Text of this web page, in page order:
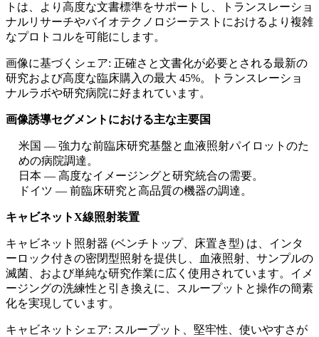
トは、より高度な文書標準をサポートし、トランスレーショ
ナルリサーチやバイオテクノロジーテストにおけるより複雑
なプロトコルを可能にします。
画像に基づくシェア: 正確さと文書化が必要とされる最新の
研究および高度な臨床購入の最大 45%。トランスレーショ
ナルラボや研究病院に好まれています。
画像誘導セグメントにおける主な主要国
米国 — 強力な前臨床研究基盤と血液照射パイロットのた
めの病院調達。
日本 — 高度なイメージングと研究統合の需要。
ドイツ — 前臨床研究と高品質の機器の調達。
キャビネットX線照射装置
キャビネット照射器 (ベンチトップ、床置き型) は、インタ
ーロック付きの密閉型照射を提供し、血液照射、サンプルの
滅菌、および単純な研究作業に広く使用されています。イメ
ージングの洗練性と引き換えに、スループットと操作の簡素
化を実現しています。
キャビネットシェア: スループット、堅牢性、使いやすさが